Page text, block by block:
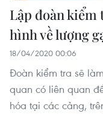
Lập đoàn
hình về lượng
18/04/2020 00:06
Đoàn kiểm tra sẽ
quan có liên quan
hóa tại các cảng,